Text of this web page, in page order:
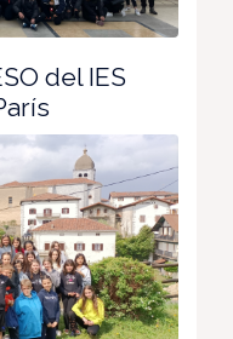
del IES